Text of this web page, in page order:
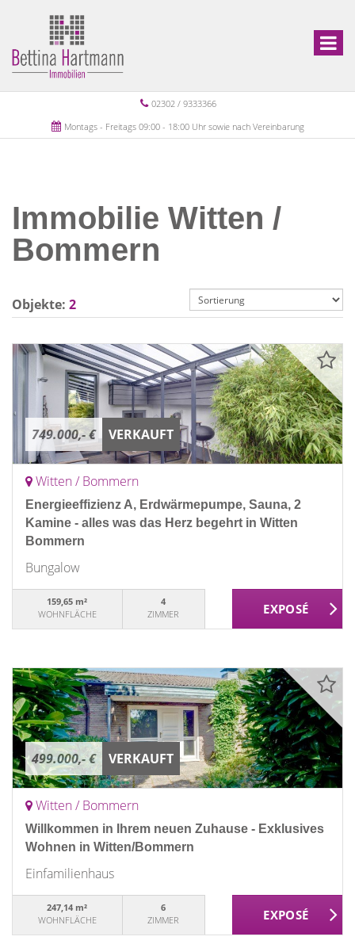
02302 / 9333366
Montags - Freitags 09:00 - 18:00 Uhr sowie nach Vereinbarung
Immobilie Witten /
Bommern
Objekte: 2
749.000,- € VERKAUFT
Witten / Bommern
Energieeffizienz A, Erdwärmepumpe, Sauna, 2
Kamine - alles was das Herz begehrt in Witten
Bommern
Bungalow
159,65 m²
WOHNFLÄCHE
4
ZIMMER
499.000,- € VERKAUFT
Witten / Bommern
Willkommen in Ihrem neuen Zuhause - Exklusives
Wohnen in Witten/Bommern
Einfamilienhaus
247,14 m²
WOHNFLÄCHE
6
ZIMMER